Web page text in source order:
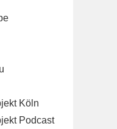
Köln
Podcast